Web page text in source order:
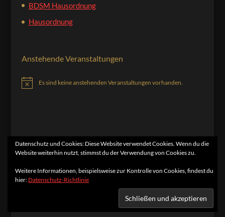
BDSM Hausordnung
Hausordnung
Anstehende Veranstaltungen
HinweisEs sind keine anstehenden Veranstaltungen vorhanden.
Datenschutz und Cookies: Diese Website verwendet Cookies. Wenn du die
Website weiterhin nutzt, stimmst du der Verwendung von Cookies zu.
Weitere Informationen, beispielsweise zur Kontrolle von Cookies, findest du
hier: Datenschutz-Richtlinie